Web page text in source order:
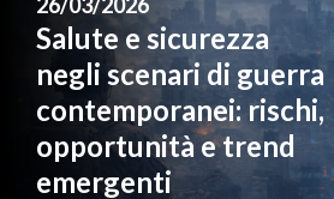
Salute e sicurezza
negli scenari di guerra
contemporanei: rischi,
opportunità e trend
emergenti